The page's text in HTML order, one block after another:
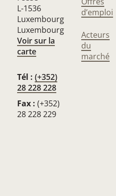
L-1536
Luxembourg
Luxembourg
Voir sur la
carte
Tél : (+352)
28 228 228
Fax : (+352)
28 228 229
d’emploi
Acteurs
du
marché